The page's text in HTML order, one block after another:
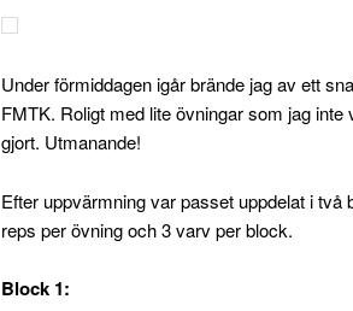
Under förmiddagen igår brände jag av ett
FMTK. Roligt med lite övningar som jag
gjort. Utmanande!
Efter uppvärmning var passet uppdelat i
reps per övning och 3 varv per block.
Block 1: